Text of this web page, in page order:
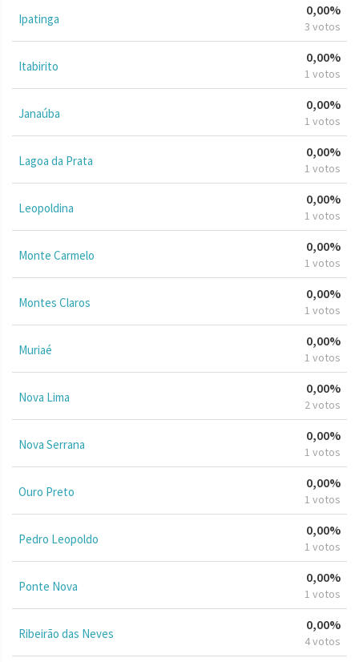
Ipatinga
0,00%
3 votos
Itabirito
0,00%
1 votos
Janaúba
0,00%
1 votos
Lagoa da Prata
0,00%
1 votos
Leopoldina
0,00%
1 votos
Monte Carmelo
0,00%
1 votos
Montes Claros
0,00%
1 votos
Muriaé
0,00%
1 votos
Nova Lima
0,00%
2 votos
Nova Serrana
0,00%
1 votos
Ouro Preto
0,00%
1 votos
Pedro Leopoldo
0,00%
1 votos
Ponte Nova
0,00%
1 votos
Ribeirão das Neves
0,00%
4 votos